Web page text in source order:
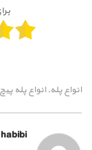
انواع پله, انواع پله پیچ
habibi